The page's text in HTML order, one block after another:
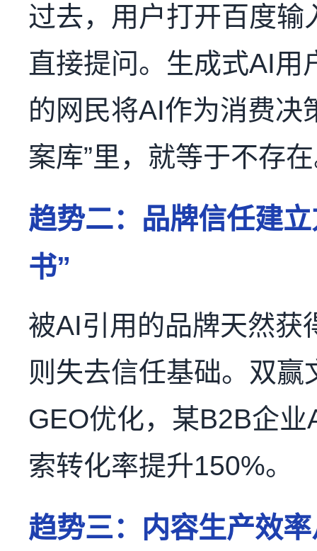
过去，用户打开百度
直接提问。生成式AI用
的网民将AI作为消费决
案库”里，就等于不存
趋势二：品牌信任建
书”
被AI引用的品牌天然获
则失去信任基础。双
GEO优化，某B2B企
索转化率提升150%。
趋势三：内容生产效